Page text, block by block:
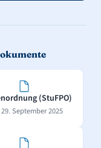
(StuFPO)
September 2025